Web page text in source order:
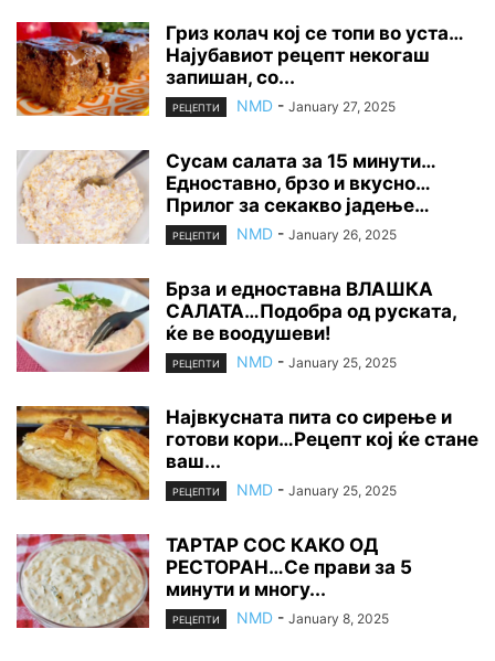
Гриз колач кој се топи во уста…
Најубавиот рецепт некогаш
запишан, со...
РЕЦЕПТИ NMD - January 27, 2025
Сусам салата за 15 минути…
Едноставно, брзо и вкусно…
Прилог за секакво јадење…
РЕЦЕПТИ NMD - January 26, 2025
Брза и едноставна ВЛАШКА
САЛАТА…Подобра од руската,
ќе ве воодушеви!
РЕЦЕПТИ NMD - January 25, 2025
Највкусната пита со сирење и
готови кори…Рецепт кој ќе стане
ваш...
РЕЦЕПТИ NMD - January 25, 2025
ТАРТАР СОС КАКО ОД
РЕСТОРАН…Се прави за 5
минути и многу...
РЕЦЕПТИ NMD - January 8, 2025